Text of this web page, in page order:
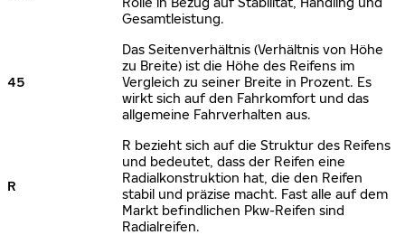
Gesamtleistung.
45
Das Seitenverhältnis (Verhältnis von Höhe
zu Breite) ist die Höhe des Reifens im
Vergleich zu seiner Breite in Prozent. Es
wirkt sich auf den Fahrkomfort und das
allgemeine Fahrverhalten aus.
R
R bezieht sich auf die Struktur des Reifens
und bedeutet, dass der Reifen eine
Radialkonstruktion hat, die den Reifen
stabil und präzise macht. Fast alle auf dem
Markt befindlichen Pkw-Reifen sind
Radialreifen.